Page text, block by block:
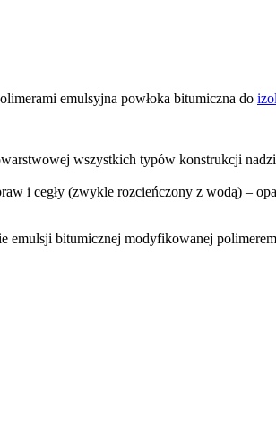
emulsyjna powłoka bitumiczna do
wszystkich typów konstrukcji
i cegły (zwykle rozcieńczony z wodą) –
emulsji bitumicznej modyfikowanej